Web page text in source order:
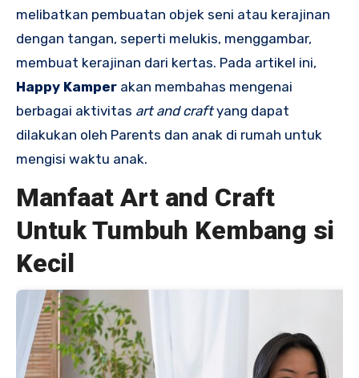
melibatkan pembuatan objek seni atau kerajinan
dengan tangan, seperti melukis, menggambar,
membuat kerajinan dari kertas. Pada artikel ini,
Happy Kamper akan membahas mengenai
berbagai aktivitas art and craftyang dapat
dilakukan oleh Parents dan anak di rumah untuk
mengisi waktu anak.
Manfaat Art and Craft
Untuk Tumbuh Kembang si
Kecil